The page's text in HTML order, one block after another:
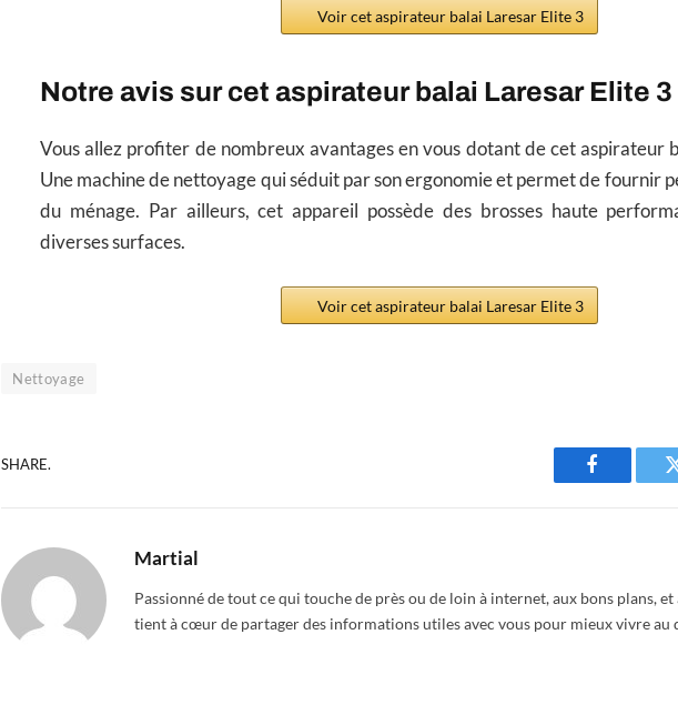
Voir cet aspirateur balai Laresar Elite 3
Notre avis sur cet aspirateur balai Laresar Elite 3
Vous allez profiter de nombreux avantages en vous dotant de cet aspirateur
Une machine de nettoyage qui séduit par son ergonomie et permet de fournir
du ménage. Par ailleurs, cet appareil possède des brosses haute
diverses surfaces.
Voir cet aspirateur balai Laresar Elite 3
Nettoyage
SHARE.
Facebook
Martial
Passionné de tout ce qui touche de près ou de loin à internet, aux bons plans,
tient à cœur de partager des informations utiles avec vous pour mieux vivre au